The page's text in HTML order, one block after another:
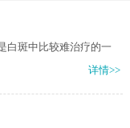
白斑中比较难治疗的一
详情>>